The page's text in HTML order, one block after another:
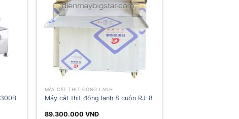
MÁY CẮT THỊT ĐÔNG LẠNH
Máy cắt thịt đông lạnh 8 cuộn RJ-8
89.300.000 VNĐ